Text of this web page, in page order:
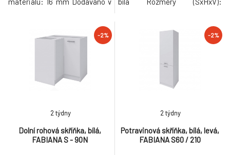
Metalic brown šedá s tloušťkou
2,8 cm, šířkou 60 cm a cenou
dřezu LAY ON. Hmotnost:
desky. Dodávané v demontu.
Možnost zakoupení pracovní
šedá s tloušťkou 2,8 cm, šířkou
Možnost dokoupení uni
-2%
Dolní rohová skříňka, bílá,
FABIANA S - 90N
2 týdny
-2%
Potravinová skříňka, bílá, levá,
FABIANA S60 / 210
2 týdny